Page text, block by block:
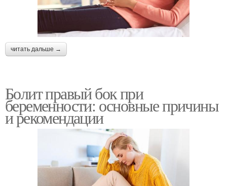
читать дальше →
Болит правый бок при
беременности: основные причины
и рекомендации